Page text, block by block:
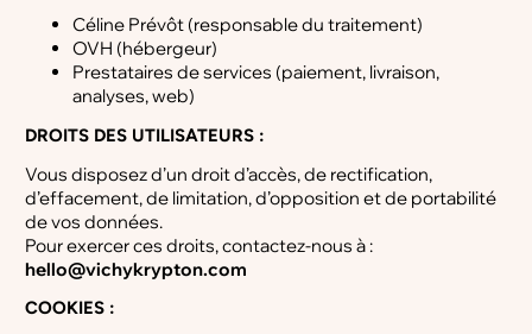
Céline Prévôt (responsable du traitement)
OVH (hébergeur)
Prestataires de services (paiement, livraison,
analyses, web)
DROITS DES UTILISATEURS :
Vous disposez d’un droit d’accès, de rectification,
d’effacement, de limitation, d’opposition et de portabilité
de vos données.
Pour exercer ces droits, contactez-nous à :
hello@vichykrypton.com
COOKIES :